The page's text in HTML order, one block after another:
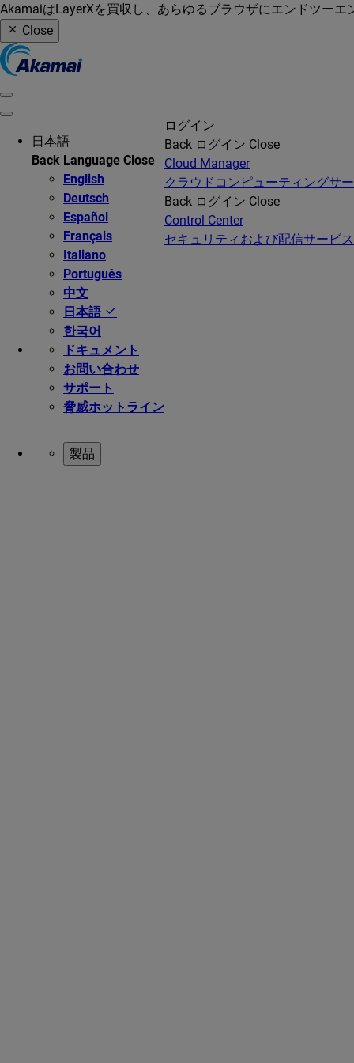
AkamaiはLayerXを買収し、あらゆるブラウザにエンドツー
Close
日本語
Back Language Close
English
Deutsch
Español
Français
Italiano
Português
中文
日本語
한국어
ドキュメント
お問い合わせ
サポート
脅威ホットライン
ログイン
Back ログイン Close
Cloud Manager
クラウドコンピューティングサ
Back ログイン Close
Control Center
セキュリティおよび配信サービ
製品